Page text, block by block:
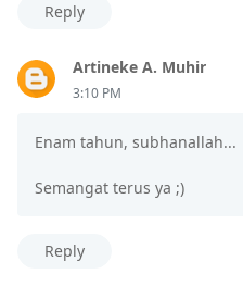
Reply
Artineke A. Muhir
3:10 PM
Enam tahun, subhanallah...
Semangat terus ya ;)
Reply